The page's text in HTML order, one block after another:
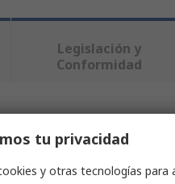
Legislación y
Conformidad
uno o varios atributos.
tu privacidad
y otras tecnologías para